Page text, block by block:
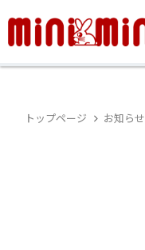
トップページ お知らせ